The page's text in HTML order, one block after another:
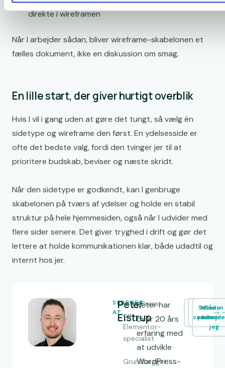
direkte i wireframen
Når I arbejder sådan, bliver wireframe-skabelonen et
fælles dokument, ikke en diskussion om smag.
En lille start, der giver hurtigt overblik
Hvis I vil i gang uden at gøre det tungt, så vælg én
sidetype og wireframe den først. En ydelsesside er
ofte det bedste valg, fordi den tvinger jer til at
prioritere budskab, beviser og næste skridt.
Når den sidetype er godkendt, kan I genbruge
skabelonen på tværs af ydelser og holde en stabil
struktur på hele hjemmesiden, også når I udvider med
flere sider senere. Det giver tryghed i drift og gør det
lettere at holde kommunikationen klar, både udadtil og
internt hos jer.
SKREVET
AF
Peter
Eistrup
WordPress-
og
Elementor-
specialist
·
Grundlægger
Peter har
over 20 års
erfaring med
at udvikle
WordPress-
Se
cases
Mine
ydelser
Sådan
jeg